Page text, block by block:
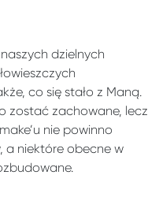
dzielnych
co się stało z Maną.
zostać zachowane, lecz
nie powinno
a niektóre obecne w